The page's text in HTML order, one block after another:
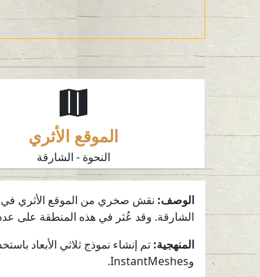
الموقع الأثري
النحوة - الشارقة
الوصف: نقش صخري من الموقع الأثري في
الشارقة. وقد عُثر في هذه المنطقة على عدد
المنهجية:
وInstantMeshes.